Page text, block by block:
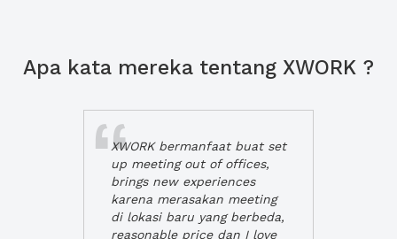
Apa kata mereka tentang XWORK ?
XWORK bermanfaat buat set
up meeting out of offices,
brings new experiences
karena merasakan meeting
di lokasi baru yang berbeda,
reasonable price dan I love